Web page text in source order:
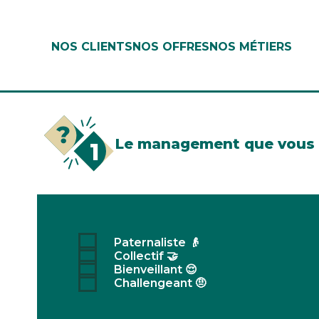
NOS CLIENTSNOS OFFRESNOS MÉTIERS
1 Le management que
Paternaliste 👴
Collectif 🤝
Bienveillant 😌
Challengeant 🤨